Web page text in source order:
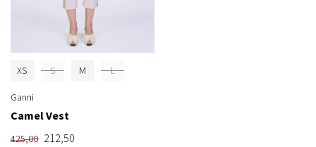
XS S M L
Ganni
Camel Vest
425,00 212,50